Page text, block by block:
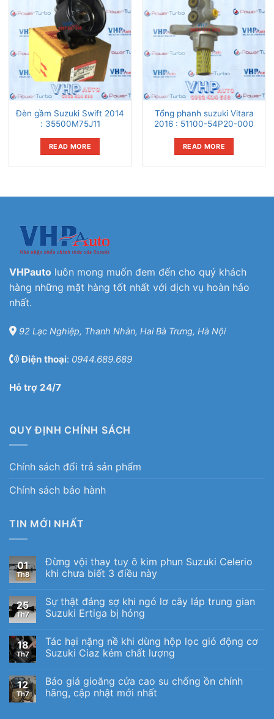
Đèn gầm Suzuki Swift 2014
: 35500M75J11
READ MORE
Tổng phanh suzuki Vitara
2016 : 51100-54P20-000
READ MORE
VHPauto luôn mong muốn đem đến cho quý khách
hàng những mặt hàng tốt nhất với dịch vụ hoàn hảo
nhất.
92 Lạc Nghiệp, Thanh Nhàn, Hai Bà Trưng, Hà Nội
Điện thoại: 0944.689.689
Hỗ trợ 24/7
QUY ĐỊNH CHÍNH SÁCH
Chính sách đổi trả sản phẩm
Chính sách bảo hành
TIN MỚI NHẤT
01
Th8
Đừng vội thay tuy ô kim phun Suzuki Celerio
khi chưa biết 3 điều này
25
Th7
Sự thật đáng sợ khi ngó lơ cây láp trung gian
Suzuki Ertiga bị hỏng
18
Th7
Tác hại nặng nề khi dùng hộp lọc gió động cơ
Suzuki Ciaz kém chất lượng
12
Th7
Báo giá gioăng cửa cao su chống ồn chính
hãng, cập nhật mới nhất